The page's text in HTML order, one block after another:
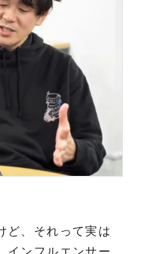
ど、それって実は